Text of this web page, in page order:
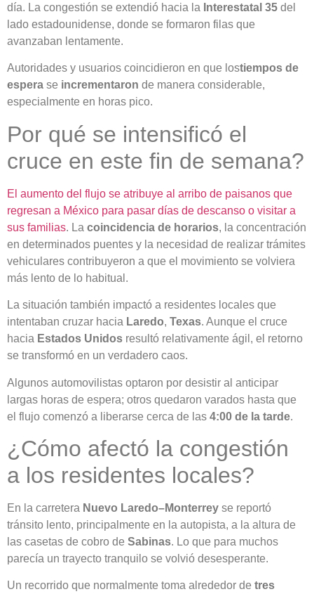
día. La congestión se extendió hacia la Interestatal 35 del
lado estadounidense, donde se formaron filas que
avanzaban lentamente.
Autoridades y usuarios coincidieron en que lostiempos de
espera se incrementaron de manera considerable,
especialmente en horas pico.
Por qué se intensificó el
cruce en este fin de semana?
El aumento del flujo se atribuye al arribo de paisanos que
regresan a México para pasar días de descanso o visitar a
sus familias. La coincidencia de horarios, la concentración
en determinados puentes y la necesidad de realizar trámites
vehiculares contribuyeron a que el movimiento se volviera
más lento de lo habitual.
La situación también impactó a residentes locales que
intentaban cruzar hacia Laredo, Texas. Aunque el cruce
hacia Estados Unidos resultó relativamente ágil, el retorno
se transformó en un verdadero caos.
Algunos automovilistas optaron por desistir al anticipar
largas horas de espera; otros quedaron varados hasta que
el flujo comenzó a liberarse cerca de las 4:00 de la tarde.
¿Cómo afectó la congestión
a los residentes locales?
En la carretera Nuevo Laredo–Monterrey se reportó
tránsito lento, principalmente en la autopista, a la altura de
las casetas de cobro de Sabinas. Lo que para muchos
parecía un trayecto tranquilo se volvió desesperante.
Un recorrido que normalmente toma alrededor de tres